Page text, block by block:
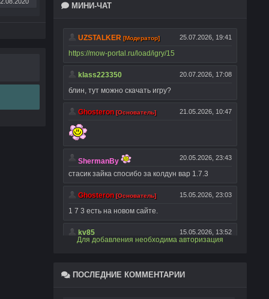
МИНИ-ЧАТ
Для добавления необходима авторизация
ПОСЛЕДНИЕ КОММЕНТАРИИ